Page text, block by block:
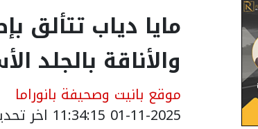
مايا دياب تتألق
والأناقة بالجلد
موقع بانيت وصحيفة بانوراما
01-11-2025 11:34:15 اخر تحديث: 01-11-